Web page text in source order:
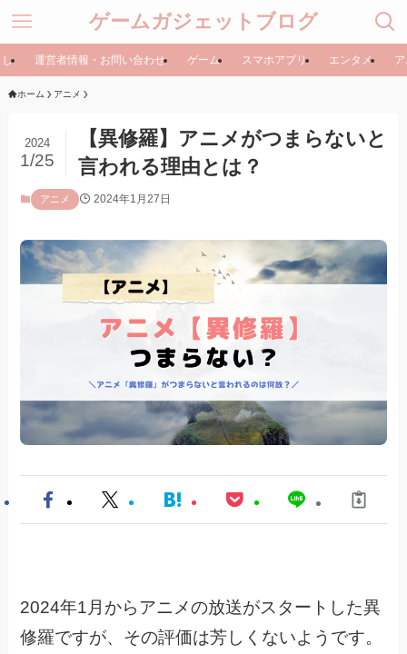
ゲームガジェットブログ
運営者情報・お問い合わせ ゲーム スマホアプリ エンタメ
ホーム アニメ
【異修羅】アニメがつまらないと
言われる理由とは？
2024
1/25
アニメ 2024年1月27日
2024年1月からアニメの放送がスタートした異
修羅ですが、 その評価は芳しくないようです。